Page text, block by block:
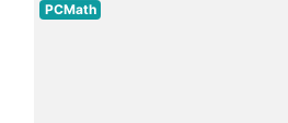
PCMath